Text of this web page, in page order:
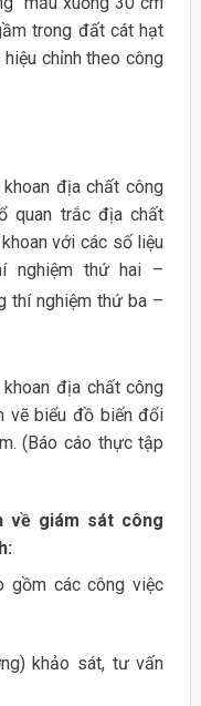
trong đất cát hạt
chỉnh theo công
địa chất công
quan trắc địa chất
với các số liệu
nghiệm thứ hai –
thí nghiệm thứ ba –
địa chất công
vẽ biểu đồ biến đổi
(Báo cáo thực tập
về giám sát công
gồm các công việc
khảo sát, tư vấn